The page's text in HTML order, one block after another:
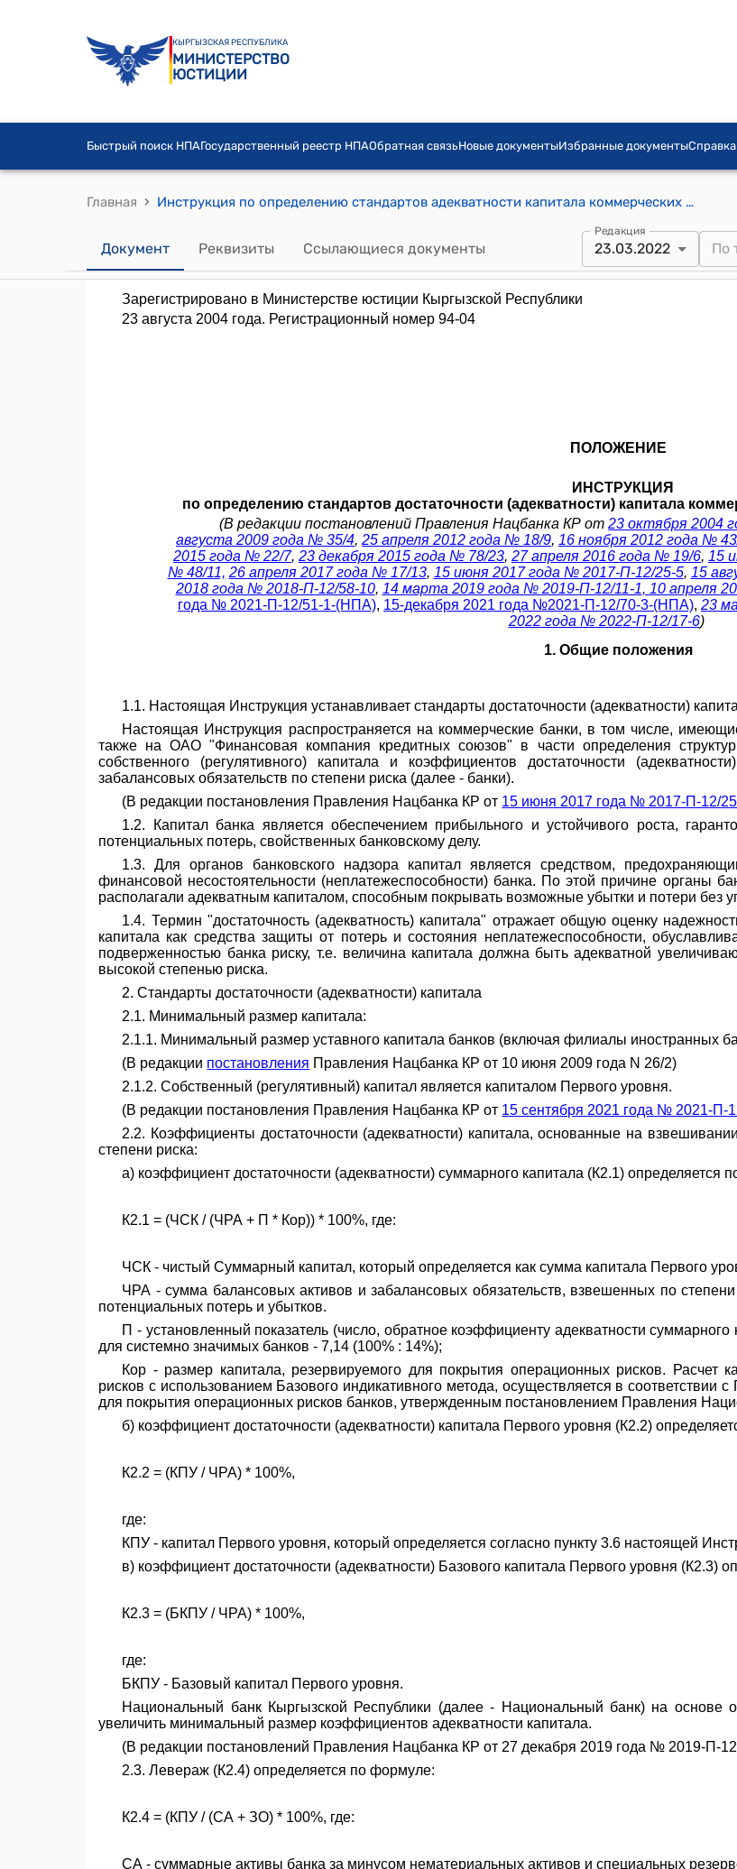
КЫРГЫЗСКАЯ РЕСПУБЛИКА
МИНИСТЕРСТВО
ЮСТИЦИИ
Быстрый поиск НПАГосударственный реестр НПАОбратная связьНовые документыИзбранные документыСправка
Главная › Инструкция по определению стандартов адекватности капитала коммерческих банков Кыргызской Республики(утверждена постановлением Правления Национального банка Кыргызской Республики от 21 июля 2004 года № 18/2)
Документ Реквизиты Ссылающиеся документы
Редакция
23.03.2022